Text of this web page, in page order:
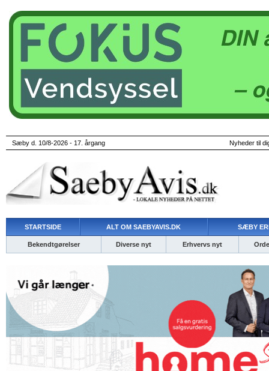
Sæby d. 10/8-2026 - 17. årgang Nyheder til
STARTSIDE ALT OM SAEBYAVIS.DK SÆBY
Bekendtgørelser Diverse nyt Erhvervs nyt